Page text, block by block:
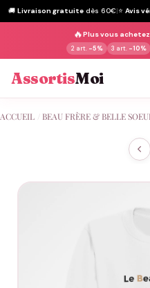
🚚 Livraison gratuite dès 60€|⭐ Avis
🔥Plus vous
2 art. -5% 3 art. -10%
AssortisMoi
au
ACCUEIL BEAU FRÈRE & BELLE